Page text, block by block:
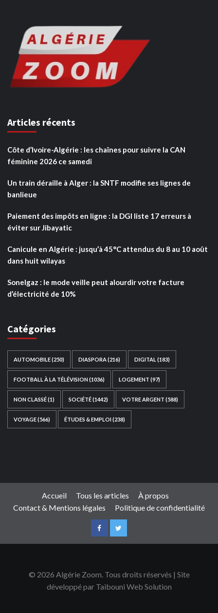
Articles récents
Côte d’Ivoire-Algérie : les chaînes pour suivre la CAN
féminine 2026 ce samedi
Un train déraille à Alger : la SNTF modifie ses lignes de
banlieue
Paiement des impôts en ligne : la DGI liste 17 erreurs à
éviter sur Jibayatic
Canicule en Algérie : jusqu’à 45°C attendus du 8 au 10 août
dans huit wilayas
Sonelgaz : le mode veille peut alourdir votre facture
d’électricité de 10%
Catégories
AUTOMOBILE(250) DIASPORA(216) DIGITAL (183)
FOOTBALL À LA TÉLÉVISION(1036) LOGEMENT (97)
NON CLASSÉ(1) SOCIÉTÉ(1442) VOTRE ARGENT (588)
VOYAGE(566) ÉTUDES & EMPLOI(238)
Accueil Tous les articles
À propos
Contact & Mentions légales
Politique de confidentialité
© 2026 Algérie Zoom. Tous droits réservés | Site
développé par Taibouni Web Solution